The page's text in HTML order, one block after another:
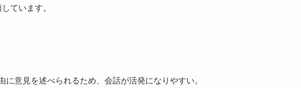
ています。
に意見を述べられるため、会話が活発になりやすい。